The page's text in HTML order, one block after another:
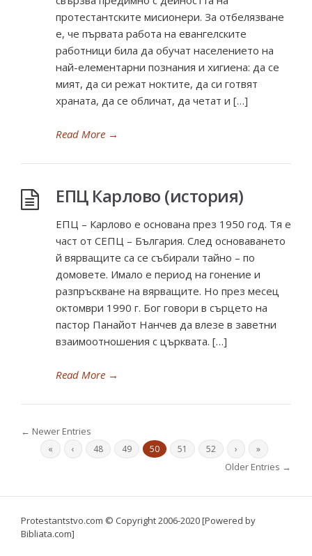
протестантските мисионери. За отбелязване
е, че първата работа на евангелските
работници била да обучат населението на
най-елементарни познания и хигиена: да се
мият, да си режат ноктите, да си готвят
храната, да се обличат, да четат и […]
Read More →
ЕПЦ Карлово (история)
ЕПЦ – Карлово е основана през 1950 год. Тя е
част от СЕПЦ – България. След основаването
й вярващите са се събирали тайно – по
домовете. Имало е период на гонение и
разпръскване на вярващите. Но през месец
октомври 1990 г. Бог говори в сърцето на
пастор Панайот Нанчев да влезе в заветни
взаимоотношения с църквата. […]
Read More →
← Newer Entries
« ‹ 48 49 50 51 52 › »
Older Entries →
Protestantstvo.com © Copyright 2006-2020 [Powered by
Bibliata.com]